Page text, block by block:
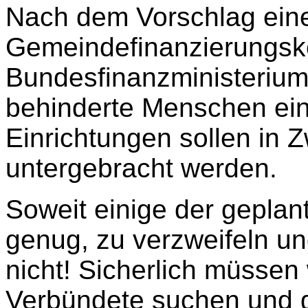
Nach dem Vorschlag
behinderte Menschen
Einrichtungen sollen in
untergebracht werden.
Soweit einige der
genug, zu verzweifeln
nicht! Sicherlich
Verbündete suchen und